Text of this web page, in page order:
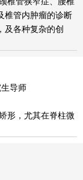
椎管内肿瘤的诊断
及各种复杂的创
导师
形，尤其在脊柱微